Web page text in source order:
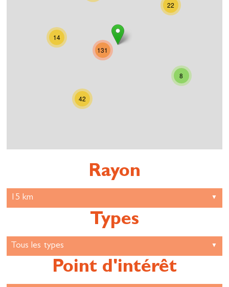
8
22
14
42
131
Rayon
Types
Point d'intérêt